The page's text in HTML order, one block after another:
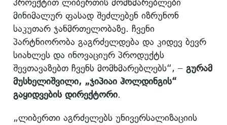
მინიმალურ ფასად შეძლებენ იზრუნონ
საკუთარ ჯანმრთელობაზე. ჩვენი
პარტნიორობა გაგრძელდება და კიდევ ბევრ
სიახლეს და ინოვაციურ პროდუქტს
შევთავაზებთ ჩვენს მომხმარებლებს“, – გურამ
მუსხელიშვილი, „ჯიპიაი ჰოლდინგის“
გაყიდვების დირექტორი.
„ლიბერთი აგრძელებს უნივერსალიზაციის